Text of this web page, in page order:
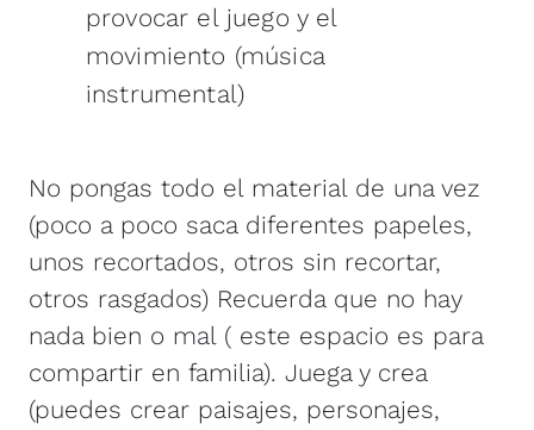
provocar el juego y el
movimiento (música
instrumental)
No pongas todo el material de una vez
(poco a poco saca diferentes papeles,
unos recortados, otros sin recortar,
otros rasgados) Recuerda que no hay
nada bien o mal ( este espacio es para
compartir en familia). Juega y crea
(puedes crear paisajes, personajes,